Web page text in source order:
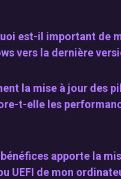
est-il important de
vers la dernière
la mise à jour des
t-elle les
apporte la
UEFI de mon